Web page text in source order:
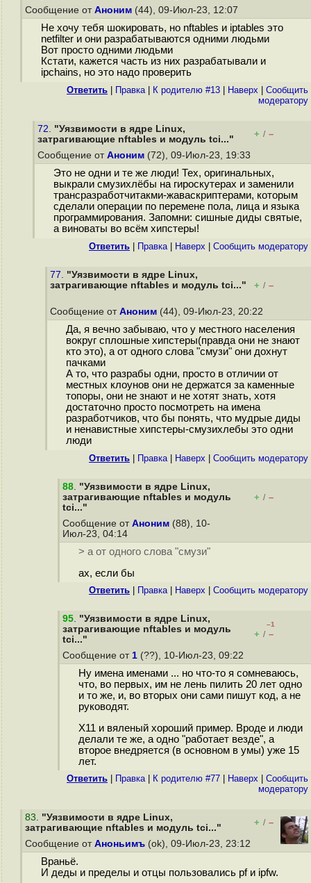
Сообщение от Аноним (44), 09-Июл-23, 12:07
Не хочу тебя шокировать, но nftables и iptables это
netfilter и они разрабатываются одними людьми
Вот просто одними людьми
Кстати, кажется часть из них разрабатывали и
ipchains, но это надо проверить
Ответить Правка| К родителю #13 Наверх
Cообщить
модератору
72. "Уязвимости в ядре Linux,
затрагивающие nftables и модуль tci..."
+ / –
Сообщение от Аноним (72), 09-Июл-23, 19:33
Это не одни и те же люди! Тех, оригинальных,
выкрали смузихлёбы на гироскутерах и заменили
трансразработчитакми-жаваскриптерами, которым
сделали операции по перемене пола, лица и языка
программирования. Запомни: сишные диды святые,
а виноваты во всём хипстеры!
Ответить Правка| Наверх Cообщить модератору
77. "Уязвимости в ядре Linux,
затрагивающие nftables и модуль tci..."
+ / –
Сообщение от Аноним (44), 09-Июл-23, 20:22
Да, я вечно забываю, что у местного населения
вокруг сплошные хипстеры(правда они не знают
кто это), а от одного слова "смузи" они дохнут
пачками
А то, что разрабы одни, просто в отличии от
местных клоунов они не держатся за каменные
топоры, они не знают и не хотят знать, хотя
достаточно просто посмотреть на имена
разработчиков, что бы понять, что мудрые диды
и ненавистные хипстеры-смузихлебы это одни
люди
Ответить Правка| Наверх Cообщить модератору
88. "Уязвимости в ядре Linux,
затрагивающие nftables и модуль
tci..."
+ / –
Сообщение от Аноним (88), 10-
Июл-23, 04:14
> а от одного слова "смузи"
ах, если бы
Ответить Правка| Наверх Cообщить модератору
95. "Уязвимости в ядре Linux,
затрагивающие nftables и модуль
tci..."
–1
+ / –
Сообщение от 1 (??), 10-Июл-23, 09:22
Ну имена именами ... но что-то я сомневаюсь,
что, во первых, им не лень пилить 20 лет одно
и то же, и, во вторых они сами пишут код, а не
руководят.
X11 и вяленый хороший пример. Вроде и люди
делали те же, а одно "работает везде", а
второе внедряется (в основном в умы) уже 15
лет.
Ответить Правка| К родителю #77 Наверх
Cообщить
модератору
83. "Уязвимости в ядре Linux,
затрагивающие nftables и модуль tci..."
+ / –
Сообщение от Аноньимъ (ok), 09-Июл-23, 23:12
Враньё.
И деды и пределы и отцы пользовались pf и ipfw.